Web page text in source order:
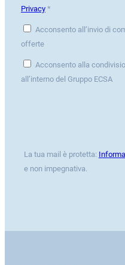
Privacy*
Acconsento all’invio di
offerte
Acconsento alla
all’interno del Gruppo ECSA
La tua mail è protetta:
e non impegnativa.